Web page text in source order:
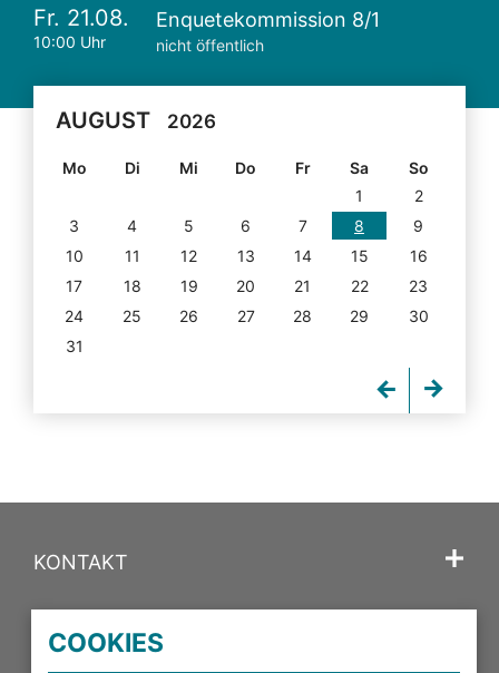
Fr. 21.08.
10:00 Uhr
Enquetekommission 8/1
nicht öffentlich
AUGUST 2026
Mo Di Mi Do Fr Sa
So
1
2
3
4 5 6 7 8
9
10
11 12 13 14 15
16
17
18 19 20 21 22
23
24
25 26 27 28 29
30
31
KONTAKT
COOKIES